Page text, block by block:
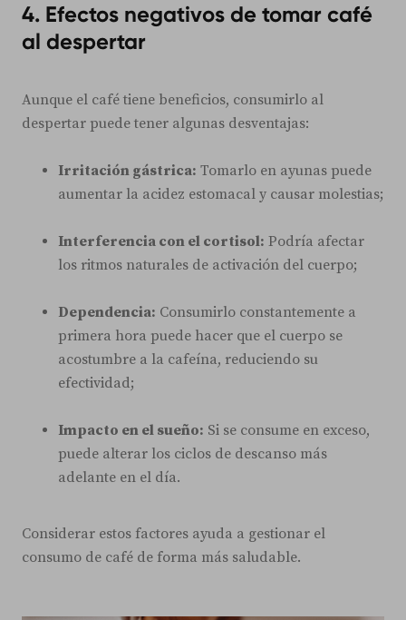
4. Efectos negativos de tomar café
al despertar
Aunque el café tiene beneficios, consumirlo al
despertar puede tener algunas desventajas:
Irritación gástrica: Tomarlo en ayunas puede
aumentar la acidez estomacal y causar molestias;
Interferencia con el cortisol: Podría afectar
los ritmos naturales de activación del cuerpo;
Dependencia: Consumirlo constantemente a
primera hora puede hacer que el cuerpo se
acostumbre a la cafeína, reduciendo su
efectividad;
Impacto en el sueño: Si se consume en exceso,
puede alterar los ciclos de descanso más
adelante en el día.
Considerar estos factores ayuda a gestionar el
consumo de café de forma más saludable.